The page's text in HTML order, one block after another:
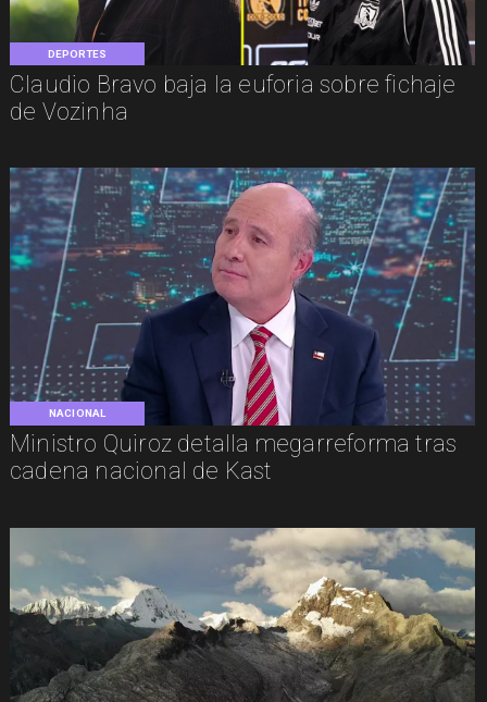
DEPORTES
Claudio Bravo baja la euforia sobre fichaje
de Vozinha
NACIONAL
Ministro Quiroz detalla megarreforma tras
cadena nacional de Kast